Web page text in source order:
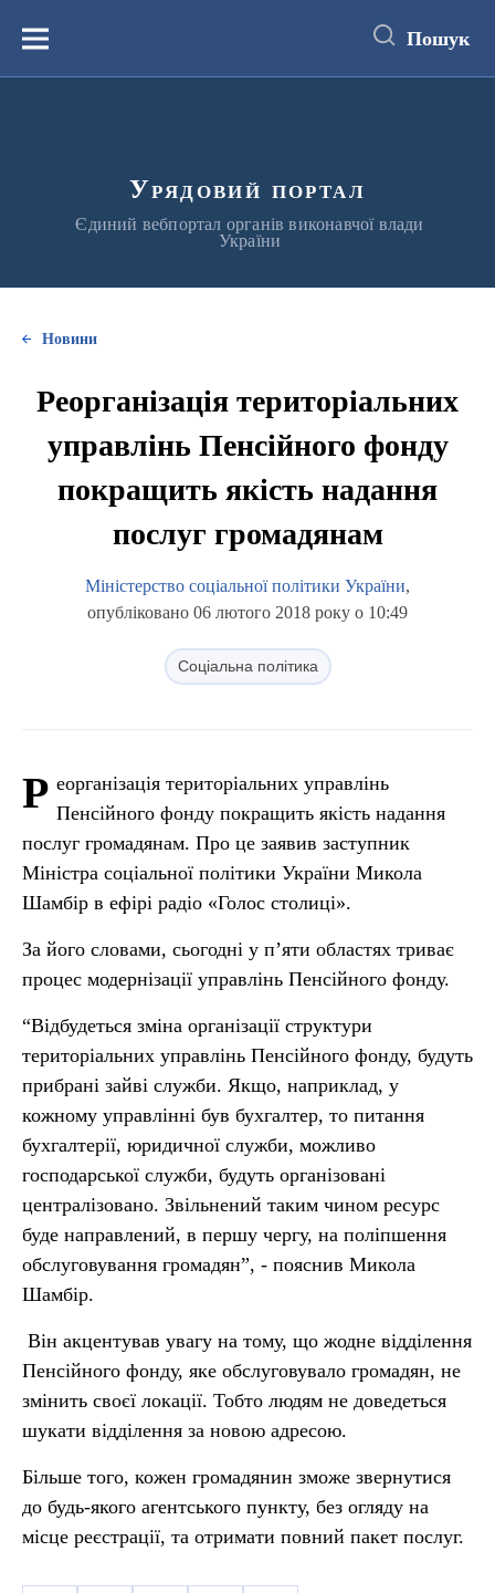
вмістуМеню Пошук
Урядовий портал
Єдиний вебпортал органів виконавчої влади
України
Новини
Реорганізація територіальних
управлінь Пенсійного фонду
покращить якість надання
послуг громадянам
Міністерство соціальної політики України,
опубліковано 06 лютого 2018 року о 10:49
Соціальна політика
Р еорганізація територіальних управлінь
Пенсійного фонду покращить якість надання
послуг громадянам. Про це заявив заступник
Міністра соціальної політики України Микола
Шамбір в ефірі радіо «Голос столиці».
За його словами, сьогодні у п’яти областях триває
процес модернізації управлінь Пенсійного фонду.
“Відбудеться зміна організації структури
територіальних управлінь Пенсійного фонду, будуть
прибрані зайві служби. Якщо, наприклад, у
кожному управлінні був бухгалтер, то питання
бухгалтерії, юридичної служби, можливо
господарської служби, будуть організовані
централізовано. Звільнений таким чином ресурс
буде направлений, в першу чергу, на поліпшення
обслуговування громадян”, - пояснив Микола
Шамбір.
Він акцентував увагу на тому, що жодне відділення
Пенсійного фонду, яке обслуговувало громадян, не
змінить своєї локації. Тобто людям не доведеться
шукати відділення за новою адресою.
Більше того, кожен громадянин зможе звернутися
до будь-якого агентського пункту, без огляду на
місце реєстрації, та отримати повний пакет послуг.